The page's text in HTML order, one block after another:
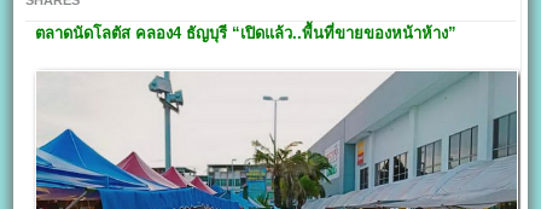
ตลาดนัดโลตัส คลอง4 ธัญบุรี “เปิดแล้ว..พื้นที่ขายของหน้าห้าง”